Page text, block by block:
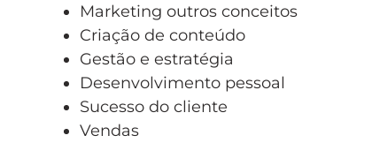
Marketing outros conceitos
Criação de conteúdo
Gestão e estratégia
Desenvolvimento pessoal
Sucesso do cliente
Vendas